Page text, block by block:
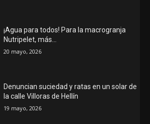
¡Agua para todos! Para la macrogranja
Nutripelet, más…
20 mayo, 2026
Denuncian suciedad y ratas en un solar de
la calle Villoras de Hellín
19 mayo, 2026